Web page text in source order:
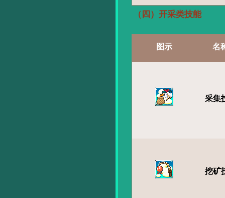
（四）开采类技能
图示 名
采集
挖矿